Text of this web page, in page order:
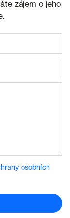
zájem o jeho
osobních